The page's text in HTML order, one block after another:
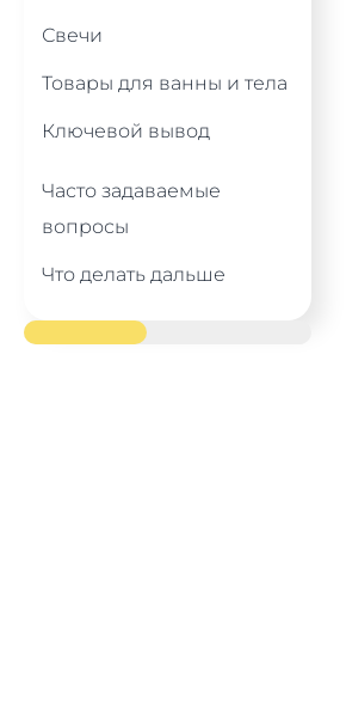
Свечи
Товары для ванны и тела
Ключевой вывод
Часто задаваемые
вопросы
Что делать дальше